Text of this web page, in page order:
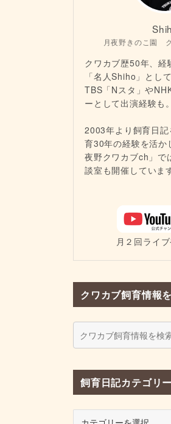
月夜野きのこ園
クワカブ歴50年、経
「名人Shiho」とし
TBS「Nスタ」や
ーとして出演経験も。
2003年より飼育日
育30年の経験を活か
夜野クワカブch」で
談室も開催していま
月２回ライ
クワカブ飼育情報
飼育日記カテゴリー